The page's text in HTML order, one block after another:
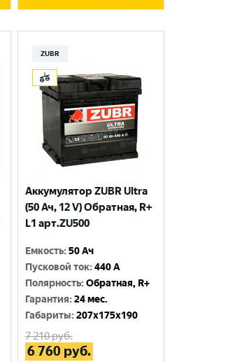
ZUBR
Аккумулятор ZUBR Ultra
(50 Ач, 12 V) Обратная, R+
L1 арт.ZU500
Емкость:50 Ач
Пусковой ток:440 A
Полярность:Обратная, R+
Гарантия:24 мес.
Габариты:207x175x190
7 210руб.
6 760 руб.